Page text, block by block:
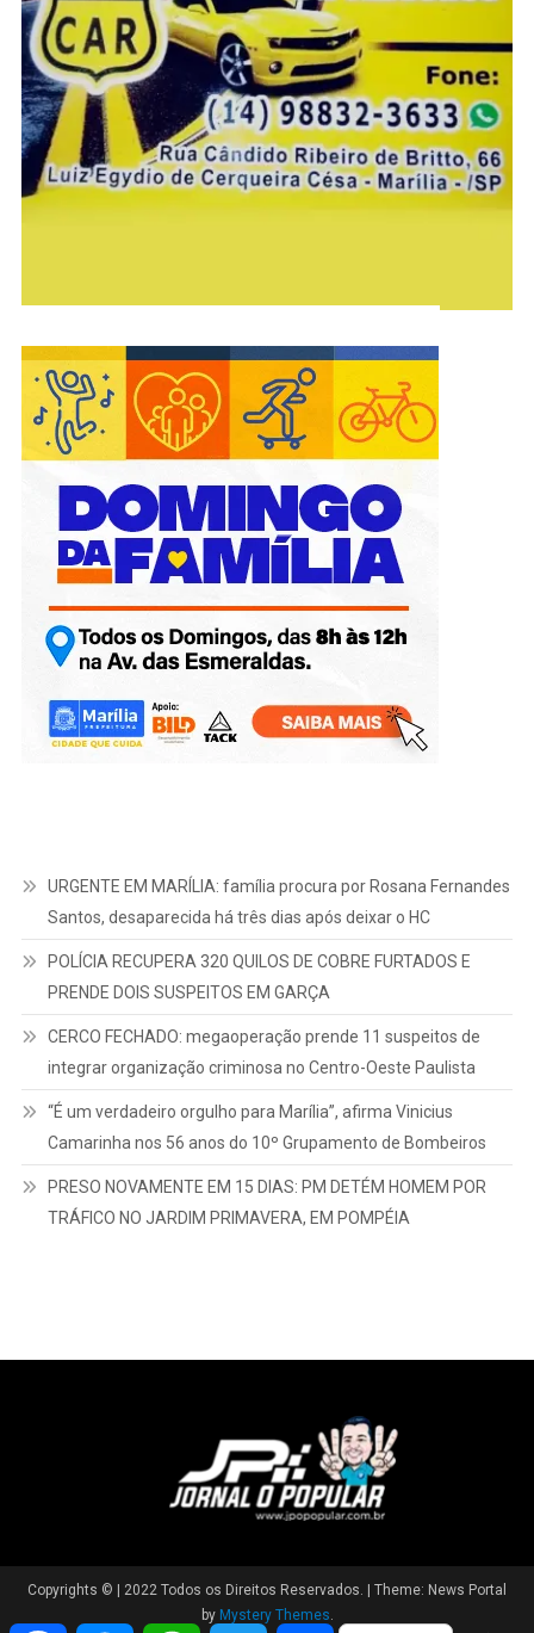
URGENTE EM MARÍLIA: família procura por Rosana Fernandes
Santos, desaparecida há três dias após deixar o HC
POLÍCIA RECUPERA 320 QUILOS DE COBRE FURTADOS E
PRENDE DOIS SUSPEITOS EM GARÇA
CERCO FECHADO: megaoperação prende 11 suspeitos de
integrar organização criminosa no Centro-Oeste Paulista
“É um verdadeiro orgulho para Marília”, afirma Vinicius
Camarinha nos 56 anos do 10º Grupamento de Bombeiros
PRESO NOVAMENTE EM 15 DIAS: PM DETÉM HOMEM POR
TRÁFICO NO JARDIM PRIMAVERA, EM POMPÉIA
Copyrights © | 2022 Todos os Direitos Reservados. | Theme: News Portal
by Mystery Themes